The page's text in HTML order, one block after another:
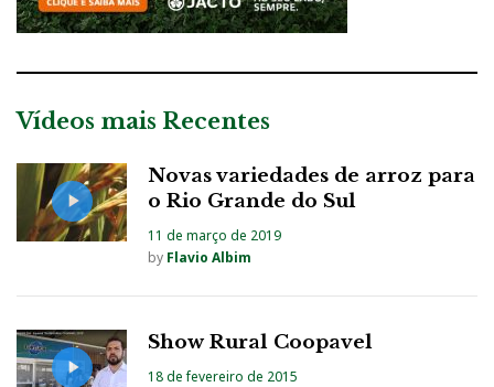
Vídeos mais Recentes
Novas variedades de arroz para
o Rio Grande do Sul
11 de março de 2019
by Flavio Albim
Show Rural Coopavel
18 de fevereiro de 2015